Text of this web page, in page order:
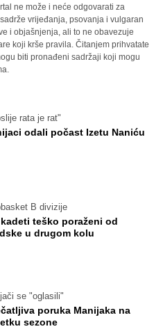
ne može i neće odgovarati za
vrijeđanja, psovanja i vulgaran
i objašnjenja, ali to ne obavezuje
koji krše pravila. Čitanjem prihvatate
biti pronađeni sadržaji koji mogu
rata je rat"
odali počast Izetu Naniću
B divizije
teško poraženi od
u drugom kolu
se "oglasili"
poruka Manijaka na
sezone